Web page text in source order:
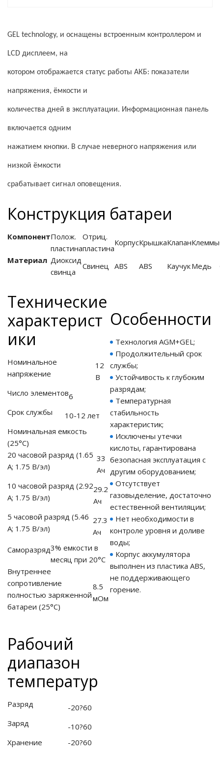
отопления
питания
и продвинутых
и
питания PDU
Питания
оборудование
установки
GEL technology, и оснащены встроенным контроллером и
LСD дисплеем, на
котором отображается статус работы АКБ: показатели
напряжения, ёмкости и
количества дней в эксплуатации. Информационная панель
включается одним
нажатием кнопки. В случае неверного напряжения или
низкой ёмкости
срабатывает сигнал оповещения.
Конструкция батареи
КомпонентПолож.
пластина
Отриц.
пластина
КорпусКрышкаКлапанКлеммы
Материал Диоксид
свинца
Свинец ABS ABS КаучукМедь
Технические
характерист
ики
Номинальное
напряжение
12
В
Число элементов6
Срок службы
10-12 лет
Номинальная емкость
(25°С)
20 часовой разряд (1.65
А; 1.75 В/эл)
33
Ач
10 часовой разряд (2.92
А; 1.75 В/эл)
29.2
Ач
5 часовой разряд (5.46
А; 1.75 В/эл)
27.3
Ач
Саморазряд3% емкости в
месяц при 20°С
Внутреннее
сопротивление
полностью заряженной
батареи (25°С)
8.5
мОм
Особенности
Технология AGM+GEL;
Продолжительный срок
службы;
Устойчивость к глубоким
разрядам;
Температурная
стабильность
характеристик;
Исключены утечки
кислоты, гарантирована
безопасная эксплуатация с
другим оборудованием;
Отсутствует
газовыделение, достаточно
естественной вентиляции;
Нет необходимости в
контроле уровня и доливе
воды;
Корпус аккумулятора
выполнен из пластика ABS,
не поддерживающего
горение.
Рабочий
диапазон
температур
Разряд
-20?60
Заряд
-10?60
Хранение
-20?60